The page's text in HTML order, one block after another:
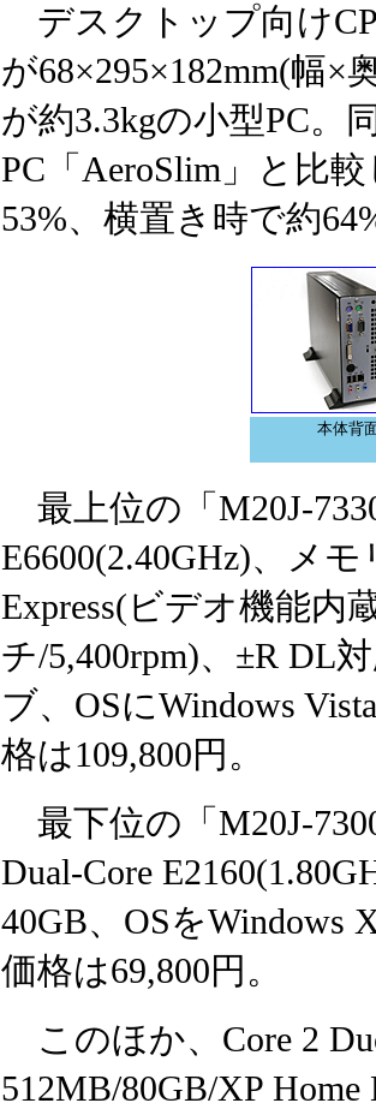
デスクトップ向け
が68×295×182mm(幅×
が約3.3kgの小型PC。
PC「AeroSlim」と比
53%、横置き時で約
本体背
最上位の「M20J-
E6600(2.40GHz)、メ
Express(ビデオ機能内
チ/5,400rpm)、±R DL
ブ、OSにWindows
格は109,800円。
最下位の「M20J-
Dual-Core
40GB、OSをWindows
価格は69,800円。
このほか、Core 2
512MB/80GB/XP